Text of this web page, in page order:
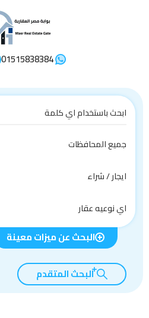
01515838384
جميع المحافظات
ايجار / شراء
اي نوعيه عقار
البحث عن ميزات معينة
البحث المتقدم